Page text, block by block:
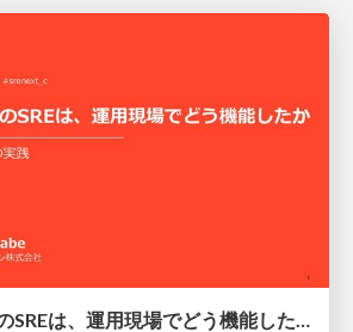
グローバル基準のSREは、運用現場でどう機能したか：成熟度アセスメントの実践 ／ SRE NEXT 2026